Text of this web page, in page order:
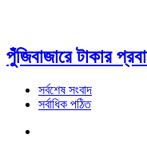
পুঁজিবাজারে টাকার
সর্বশেষ সংবাদ
সর্বাধিক পঠিত